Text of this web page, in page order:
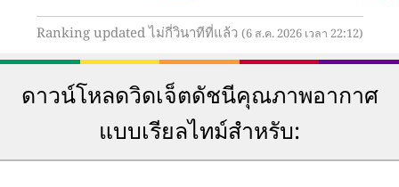
Ranking updated ไม่กี่วินาทีที่แล้ว (6 ส.ค. 2026 เวลา 22:12)
ดาวน์โหลดวิดเจ็ตดัชนีคุณภาพอากาศ
แบบเรียลไทม์สำหรับ: